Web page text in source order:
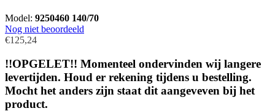
Model: 9250460 140/70
Nog niet beoordeeld
€125,24
!!OPGELET!! Momenteel ondervinden wij langere
levertijden. Houd er rekening tijdens u bestelling.
Mocht het anders zijn staat dit aangeveven bij het
product.